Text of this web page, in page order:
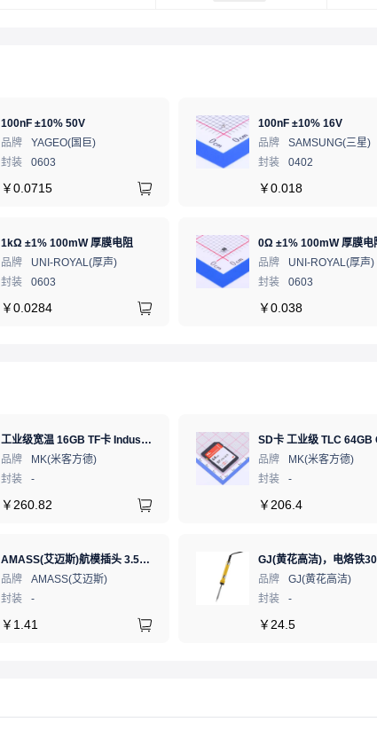
100nF ±10% 50V
品牌
YAGEO(国巨)
封装
0603
￥0.0715
100nF ±10% 16V
品牌
SAMSUNG(三星)
封装
0402
￥0.018
1kΩ ±1% 100mW 厚膜电阻
品牌
UNI-ROYAL(厚声)
封装
0603
￥0.0284
0Ω ±1% 100mW 厚膜电
品牌
UNI-ROYAL(厚声)
封装
0603
￥0.038
工业级宽温 16GB TF卡 Industrial WT pSLC 存储卡 MICRO SD LDPC纠错 PE 30K 无人机、行车记录仪、安防监控适配
品牌
MK(米客方德)
封装
-
￥ 260.82
品牌
MK(米客方德)
封装
-
￥ 206.4
AMASS(艾迈斯)航模插头 3.5mm镀金香蕉头 母头XT60-F.G.Y
品牌
AMASS(艾迈斯)
封装
-
￥ 1.41
品牌
GJ(黄花高洁)
封装
-
￥ 24.5